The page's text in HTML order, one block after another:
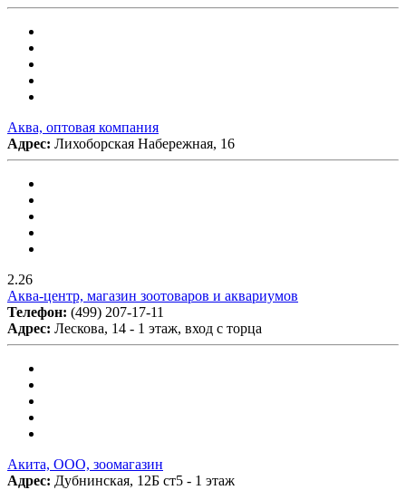
Аква, оптовая компания
Адрес: Лихоборская Набережная, 16
2.26
Аква-центр, магазин зоотоваров и аквариумов
Телефон: (499) 207-17-11
Адрес: Лескова, 14 - 1 этаж, вход с торца
Акита, ООО, зоомагазин
Адрес: Дубнинская, 12Б ст5 - 1 этаж